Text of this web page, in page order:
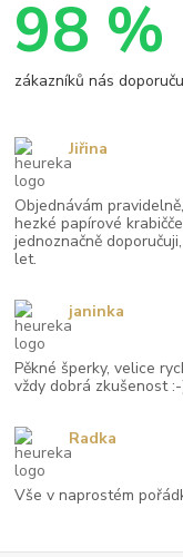
98 %
zákazníků nás
Objednávám
hezké papírové
jednoznačně
let.
Jiřina
Pěkné šperky, velice
vždy dobrá zkušenost
janinka
Vše v naprostém
Radka